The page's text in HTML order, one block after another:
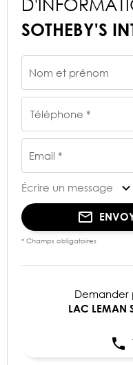
SOTHEBY'S
Nom et prénom
Téléphone *
Email *
Écrire un message
* Champs obligatoires
Demander
LAC LEMAN